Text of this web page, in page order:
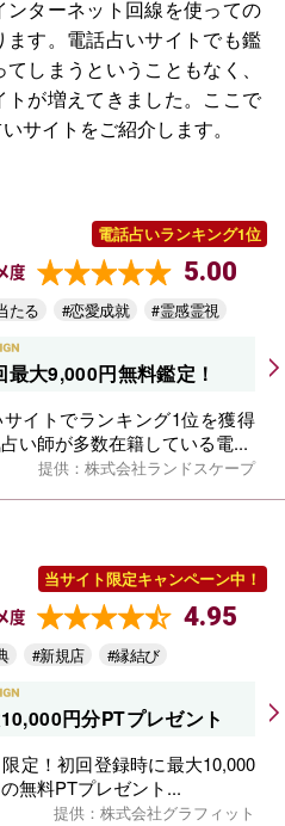
ターネット回線を使っての
す。電話占いサイトでも鑑
しまうということもなく、
が増えてきました。ここで
サイトをご紹介します。
電話占いランキング1位
度 5.00
たる #恋愛成就 #霊感霊視
最大9,000円無料鑑定！
イトでランキング1位を獲得
い師が多数在籍している電...
提供：株式会社ランドスケープ
当サイト限定キャンペーン中！
度 4.95
#新規店 #縁結び
円分PTプレゼント
定！初回登録時に最大10,000
無料PTプレゼント...
提供：株式会社グラフィット